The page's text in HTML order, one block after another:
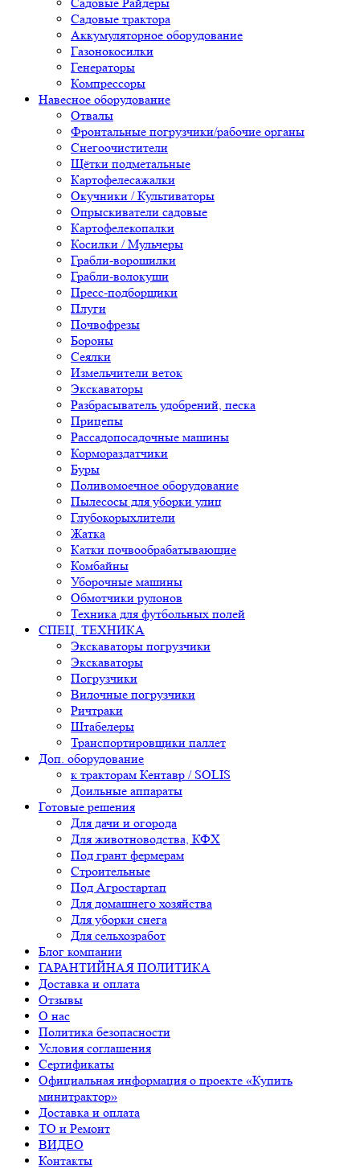
Садовые трактора
Аккумуляторное оборудование
Газонокосилки
Генераторы
Компрессоры
Навесное оборудование
Отвалы
Фронтальные погрузчики/рабочие органы
Снегоочистители
Щётки подметальные
Картофелесажалки
Окучники / Культиваторы
Опрыскиватели садовые
Картофелекопалки
Косилки / Мульчеры
Грабли-ворошилки
Грабли-волокуши
Пресс-подборщики
Плуги
Почвофрезы
Бороны
Сеялки
Измельчители веток
Экскаваторы
Разбрасыватель удобрений, песка
Прицепы
Рассадопосадочные машины
Кормораздатчики
Буры
Поливомоечное оборудование
Пылесосы для уборки улиц
Глубокорыхлители
Жатка
Катки почвообрабатывающие
Комбайны
Уборочные машины
Обмотчики рулонов
Техника для футбольных полей
СПЕЦ. ТЕХНИКА
Экскаваторы погрузчики
Экскаваторы
Погрузчики
Вилочные погрузчики
Ричтраки
Штабелеры
Транспортировщики паллет
Доп. оборудование
к тракторам Кентавр / SOLIS
Доильные аппараты
Готовые решения
Для дачи и огорода
Для животноводства, КФХ
Под грант фермерам
Строительные
Под Агростартап
Для домашнего хозяйства
Для уборки снега
Для сельхозработ
Блог компании
ГАРАНТИЙНАЯ ПОЛИТИКА
Доставка и оплата
Отзывы
О нас
Политика безопасности
Условия соглашения
Сертификаты
Официальная информация о проекте «Купить
минитрактор»
Доставка и оплата
ТО и Ремонт
ВИДЕО
Контакты